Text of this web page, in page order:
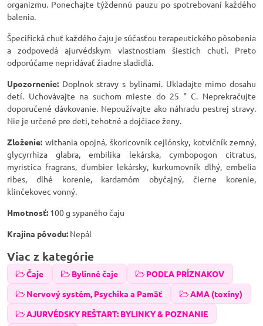
organizmu. Ponechajte týždennú pauzu po spotrebovaní každého
balenia.
Špecifická chuť každého čaju je súčasťou terapeutického pôsobenia
a zodpovedá ajurvédskym vlastnostiam šiestich chutí. Preto
odporúčame nepridávať žiadne sladidlá.
Upozornenie: Doplnok stravy s bylinami. Ukladajte mimo dosahu
detí. Uchovávajte na suchom mieste do 25 ° C. Neprekračujte
doporučené dávkovanie. Nepoužívajte ako náhradu pestrej stravy.
Nie je určené pre deti, tehotné a dojčiace ženy.
Zloženie: withania opojná, škoricovník cejlónsky, kotvičník zemný,
glycyrrhiza glabra, embilika lekárska, cymbopogon citratus,
myristica fragrans, ďumbier lekársky, kurkumovník dlhý, embelia
ribes, dlhé korenie, kardamóm obyčajný, čierne korenie,
klinčekovec vonný.
Hmotnosť: 100 g sypaného čaju
Krajina pôvodu: Nepál
Viac z kategórie
Čaje Bylinné čaje
PODĽA PRÍZNAKOV
Nervový systém, Psychika a Pamäť
AMA (toxíny)
AJURVÉDSKY REŠTART: BYLINKY & POZNANIE